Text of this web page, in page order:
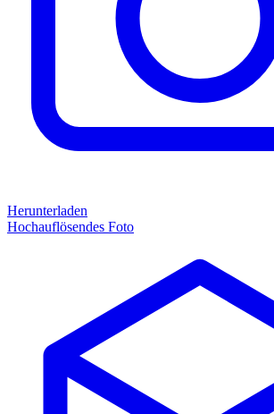
Herunterladen
Hochauflösendes Foto